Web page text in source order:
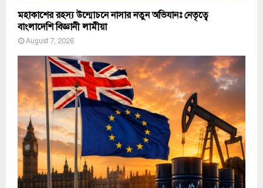
মহাকাশের রহস্য উন্মোচনে নাসার নতুন অভিযানঃ নেতৃত্বে
বাংলাদেশি বিজ্ঞানী লামীয়া
August 7, 2026